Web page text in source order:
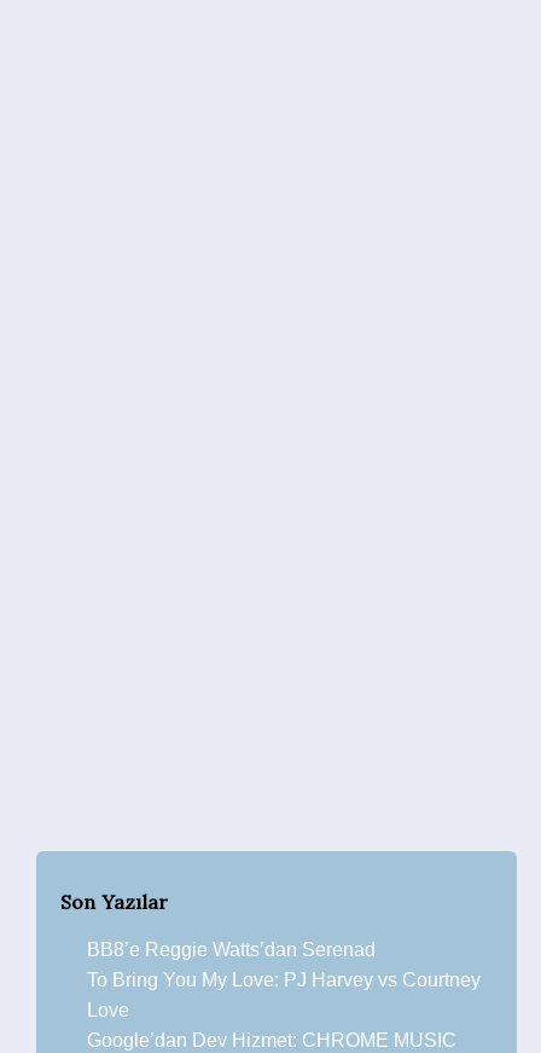
Son Yazılar
BB8’e Reggie Watts’dan Serenad
To Bring You My Love: PJ Harvey vs Courtney
Love
Google’dan Dev Hizmet: CHROME MUSIC